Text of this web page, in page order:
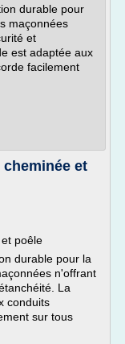
durable pour
maçonnées
et
est adaptée aux
facilement
et
poêle
durable pour la
n'offrant
La
conduits
sur tous